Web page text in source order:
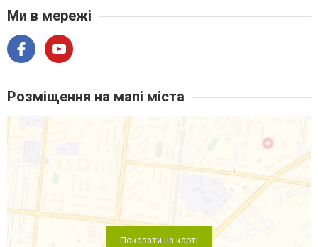
Ми в мережі
Розміщення на мапі міста
Показати на карті